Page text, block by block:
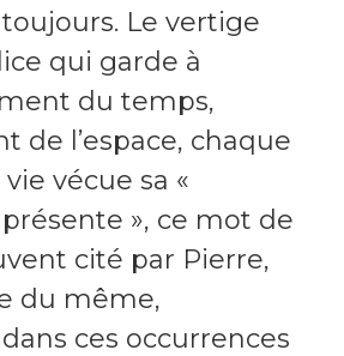
Le vertige
qui garde à
du temps,
de l’espace, chaque
vécue sa «
», ce mot de
cité par Pierre,
du même,
ces occurrences